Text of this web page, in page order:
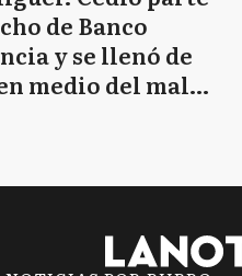
de Banco
y se llenó de
medio del mal